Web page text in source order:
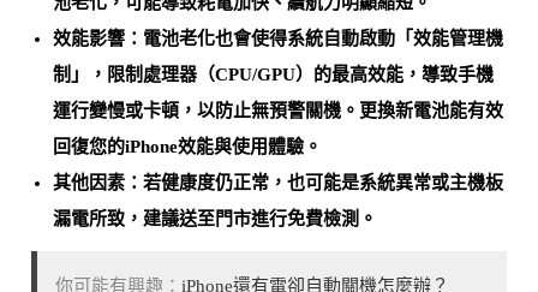
效能影響：電池老化也會使得系統自動啟動「效能管理機
制」，限制處理器（CPU/GPU）的最高效能，導致手機
運行變慢或卡頓，以防止無預警關機。 更換新電池能有效
回復您的iPhone效能與使用體驗 。
其他因素：若健康度仍正常，也可能是系統異常或主機板
漏電所致 ，建議送至門市進行免費檢測。
你可能有興趣：iPhone還有電卻自動關機怎麼辦？